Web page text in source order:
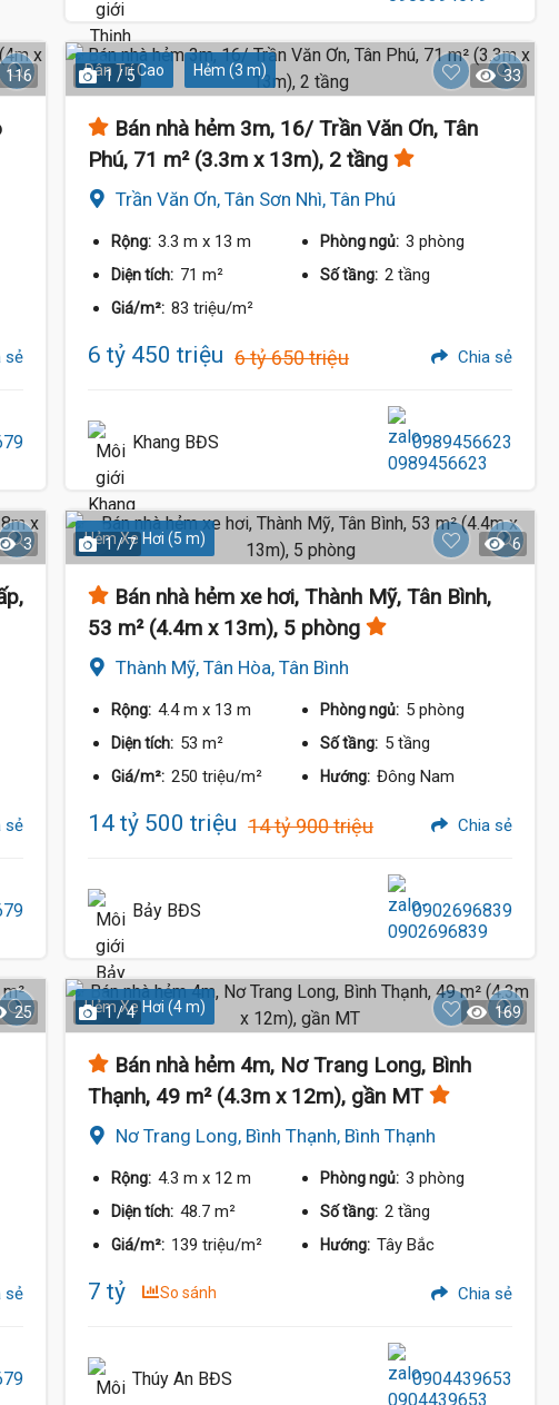
116
sẻ
Dân Trí Cao Hẻm (3 m)
1 / 5 33
Bán nhà hẻm 3m, 16/ Trần Văn Ơn, Tân
Phú, 71 m² (3.3m x 13m), 2 tầng
Trần Văn Ơn, Tân Sơn Nhì, Tân Phú
Rộng: 3.3 m x 13 m Phòng ngủ: 3 phòng
Diện tích: 71 m² Số tầng: 2 tầng
Giá/m²: 83 triệu/m²
6 tỷ 450 triệu 6 tỷ 650 triệu Chia sẻ
Khang BĐS 0989456623
3
sẻ
Hẻm Xe Hơi (5 m)
1 / 7 6
Bán nhà hẻm xe hơi, Thành Mỹ, Tân Bình,
53 m² (4.4m x 13m), 5 phòng
Thành Mỹ, Tân Hòa, Tân Bình
Rộng: 4.4 m x 13 m Phòng ngủ: 5 phòng
Diện tích: 53 m² Số tầng: 5 tầng
Giá/m²: 250 triệu/m² Hướng: Đông Nam
14 tỷ 500 triệu 14 tỷ 900 triệu Chia sẻ
Bảy BĐS 0902696839
25
sẻ
Hẻm Xe Hơi (4 m)
1 / 4 169
Bán nhà hẻm 4m, Nơ Trang Long, Bình
Thạnh, 49 m² (4.3m x 12m), gần MT
Nơ Trang Long, Bình Thạnh, Bình Thạnh
Rộng: 4.3 m x 12 m Phòng ngủ: 3 phòng
Diện tích: 48.7 m² Số tầng: 2 tầng
Giá/m²: 139 triệu/m² Hướng: Tây Bắc
7 tỷ So sánh Chia sẻ
Thúy An BĐS 0904439653